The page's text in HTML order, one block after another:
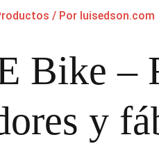
/ Por luisedson.com
Bike –
y